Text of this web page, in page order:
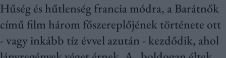
Hűség és hűtlenség francia módra, a Barátnők
című film három főszereplőjének története ott
- vagy inkább tíz évvel azután - kezdődik, ahol